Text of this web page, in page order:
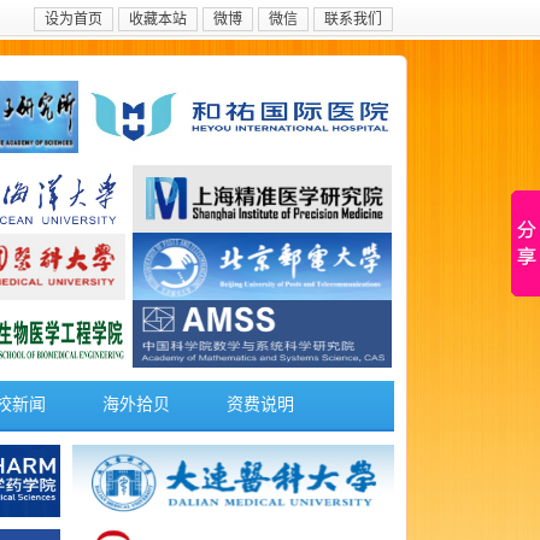
设为首页 收藏本站 微博 微信 联系我们
新闻 海外拾贝 资费说明